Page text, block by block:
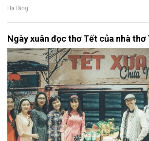
Hạ tầng
Ngày xuân đọc thơ Tết của nhà thơ